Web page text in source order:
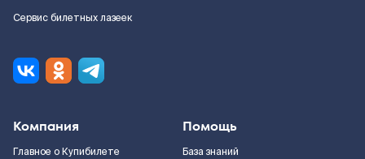
Сервис билетных лазеек
Компания
Главное о Купибилете
Помощь
База знаний